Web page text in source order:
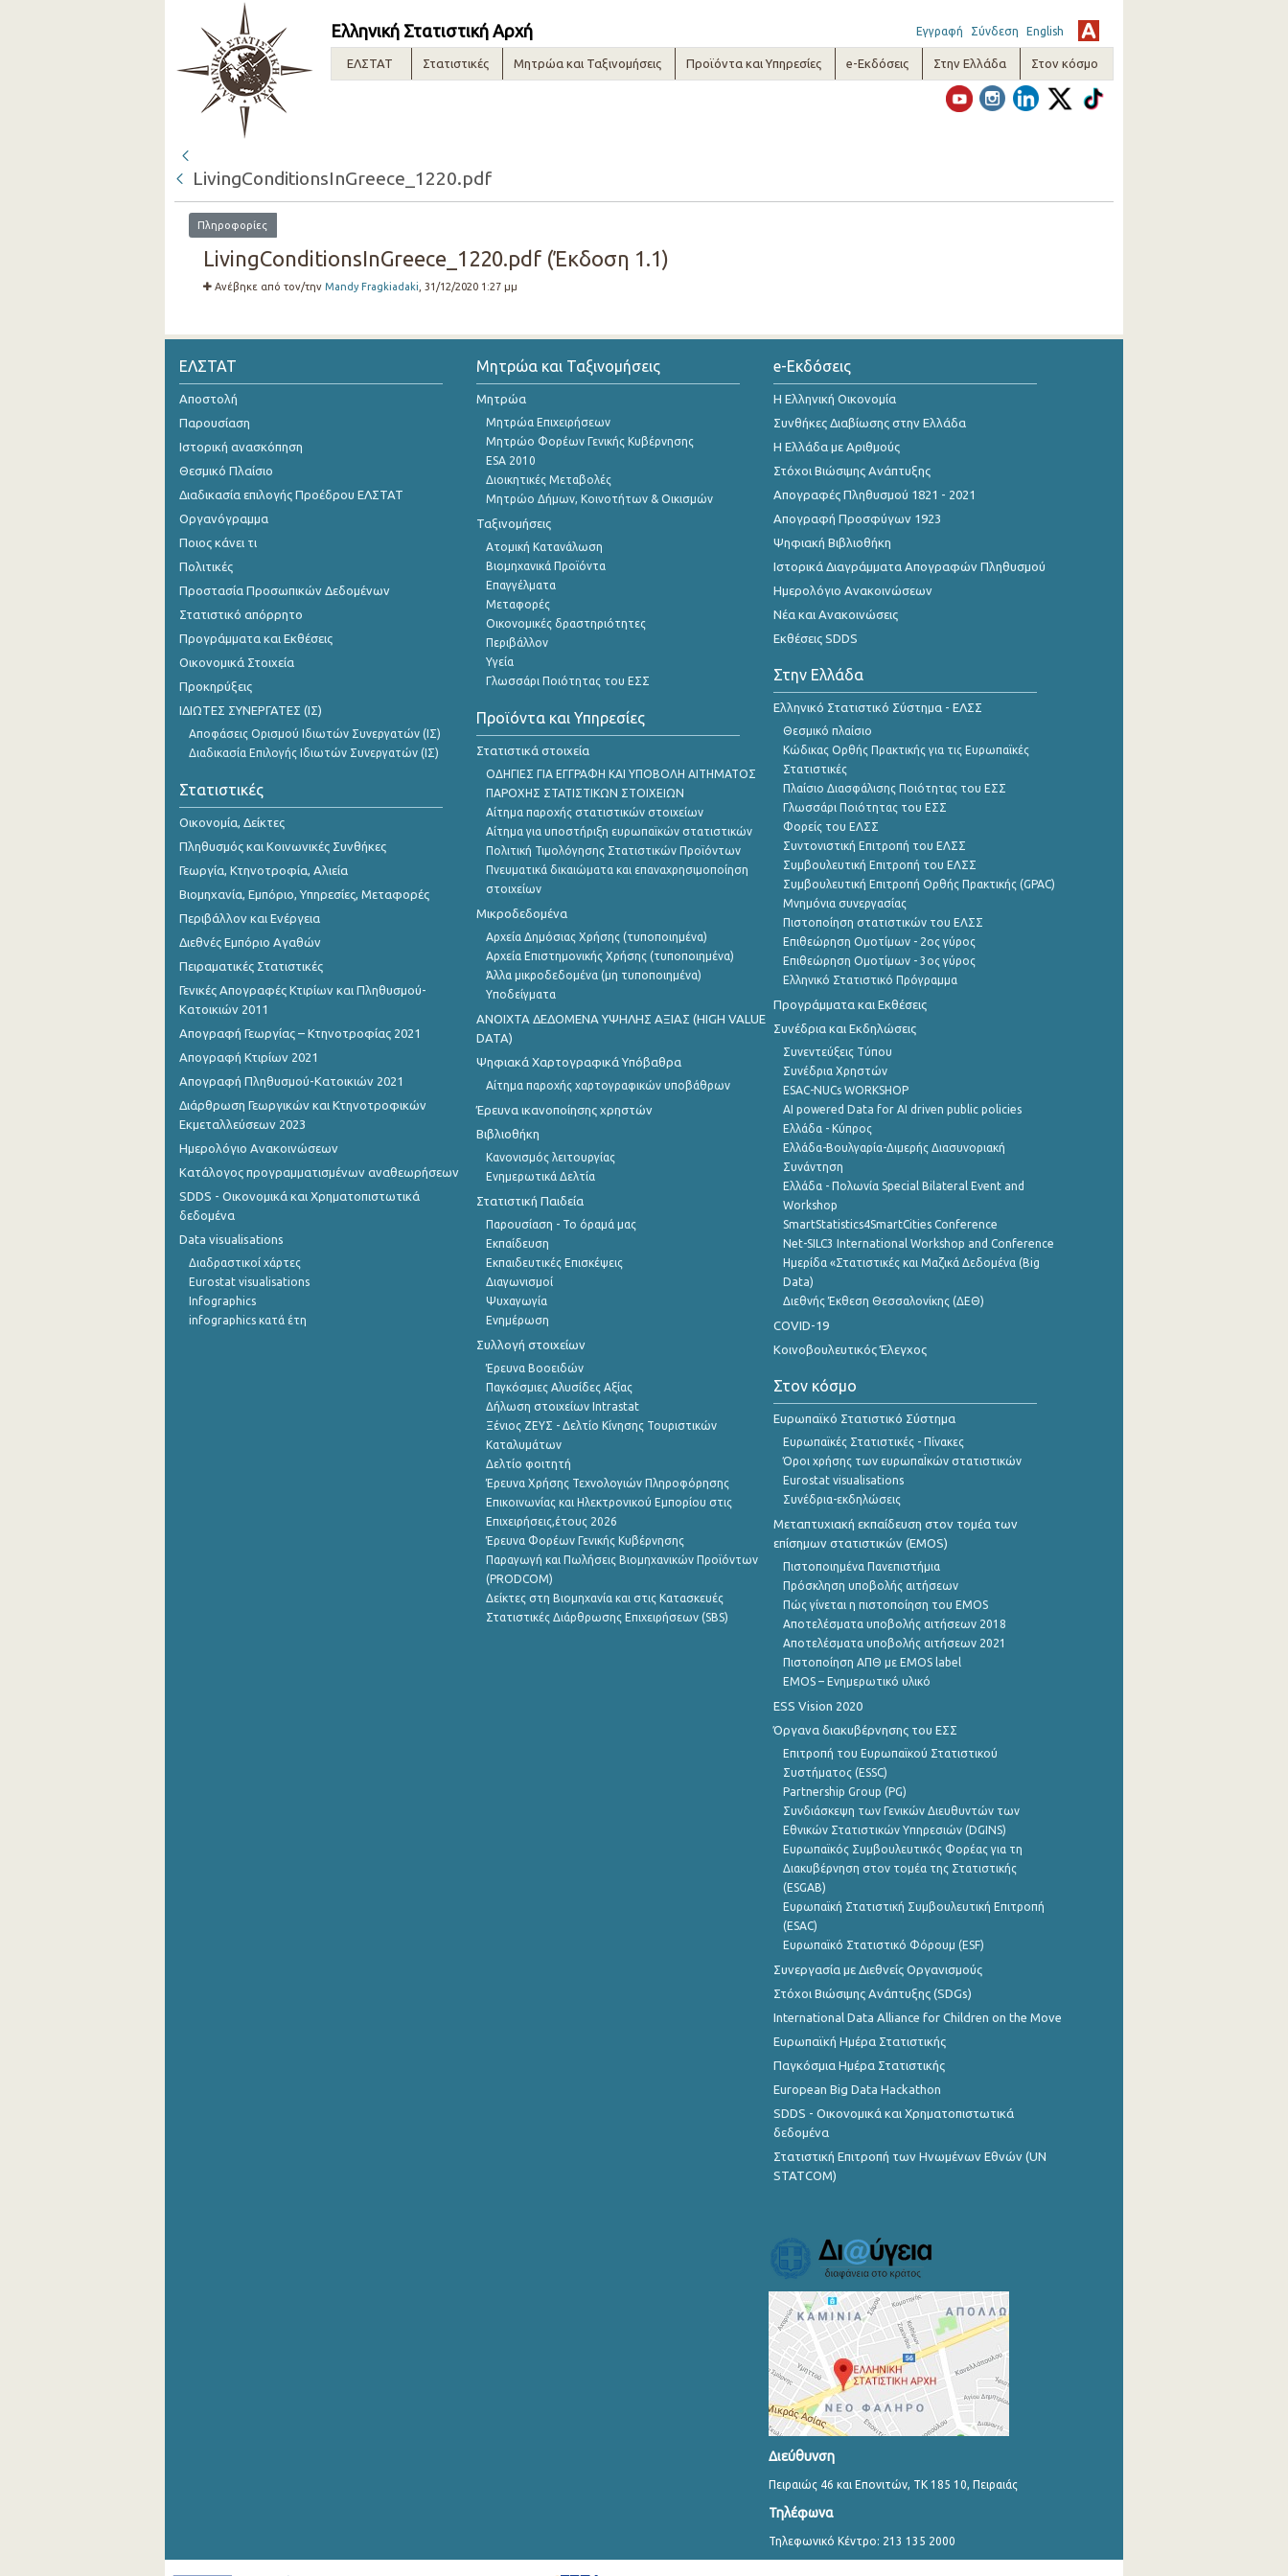
Ελληνική Στατιστική Αρχή Εγγραφή Σύνδεση English
ΕΛΣΤΑΤ Στατιστικές Μητρώα και Ταξινομήσεις Προϊόντα και Υπηρεσίες e-Εκδόσεις Στην Ελλάδα Στον κόσμο
LivingConditionsInGreece_1220.pdf
Πληροφορίες
LivingConditionsInGreece_1220.pdf (Έκδοση 1.1)
Ανέβηκε από τον/την Mandy Fragkiadaki , 31/12/2020 1:27 μμ
ΕΛΣΤΑΤ
Αποστολή
Παρουσίαση
Ιστορική ανασκόπηση
Θεσμικό Πλαίσιο
Διαδικασία επιλογής Προέδρου ΕΛΣΤΑΤ
Οργανόγραμμα
Ποιος κάνει τι
Πολιτικές
Προστασία Προσωπικών Δεδομένων
Στατιστικό απόρρητο
Προγράμματα και Εκθέσεις
Οικονομικά Στοιχεία
Προκηρύξεις
ΙΔΙΩΤΕΣ ΣΥΝΕΡΓΑΤΕΣ (ΙΣ)
Αποφάσεις Ορισμού Ιδιωτών Συνεργατών (ΙΣ)
Διαδικασία Επιλογής Ιδιωτών Συνεργατών (ΙΣ)
Στατιστικές
Οικονομία, Δείκτες
Πληθυσμός και Κοινωνικές Συνθήκες
Γεωργία, Κτηνοτροφία, Αλιεία
Βιομηχανία, Εμπόριο, Υπηρεσίες, Μεταφορές
Περιβάλλον και Ενέργεια
Διεθνές Εμπόριο Αγαθών
Πειραματικές Στατιστικές
Γενικές Απογραφές Κτιρίων και Πληθυσμού-
Κατοικιών 2011
Απογραφή Γεωργίας – Κτηνοτροφίας 2021
Απογραφή Κτιρίων 2021
Απογραφή Πληθυσμού-Κατοικιών 2021
Διάρθρωση Γεωργικών και Κτηνοτροφικών
Εκμεταλλεύσεων 2023
Ημερολόγιο Ανακοινώσεων
Κατάλογος προγραμματισμένων αναθεωρήσεων
SDDS - Οικονομικά και Χρηματοπιστωτικά
δεδομένα
Data visualisations
Διαδραστικοί χάρτες
Eurostat visualisations
Infographics
infographics κατά έτη
Μητρώα και Ταξινομήσεις
Μητρώα
Μητρώα Επιχειρήσεων
Μητρώο Φορέων Γενικής Κυβέρνησης
ESA 2010
Διοικητικές Μεταβολές
Μητρώο Δήμων, Κοινοτήτων & Οικισμών
Ταξινομήσεις
Ατομική Κατανάλωση
Βιομηχανικά Προϊόντα
Επαγγέλματα
Μεταφορές
Οικονομικές δραστηριότητες
Περιβάλλον
Υγεία
Γλωσσάρι Ποιότητας του ΕΣΣ
Προϊόντα και Υπηρεσίες
Στατιστικά στοιχεία
ΟΔΗΓΙΕΣ ΓΙΑ ΕΓΓΡΑΦΗ ΚΑΙ ΥΠΟΒΟΛΗ ΑΙΤΗΜΑΤΟΣ
ΠΑΡΟΧΗΣ ΣΤΑΤΙΣΤΙΚΩΝ ΣΤΟΙΧΕΙΩΝ
Αίτημα παροχής στατιστικών στοιχείων
Αίτημα για υποστήριξη ευρωπαϊκών στατιστικών
Πολιτική Τιμολόγησης Στατιστικών Προϊόντων
Πνευματικά δικαιώματα και επαναχρησιμοποίηση
στοιχείων
Μικροδεδομένα
Αρχεία Δημόσιας Χρήσης (τυποποιημένα)
Αρχεία Επιστημονικής Χρήσης (τυποποιημένα)
Άλλα μικροδεδομένα (μη τυποποιημένα)
Υποδείγματα
ANOIXTA ΔΕΔΟΜΕΝΑ ΥΨΗΛΗΣ ΑΞΙΑΣ (HIGH VALUE
DATA)
Ψηφιακά Χαρτογραφικά Υπόβαθρα
Αίτημα παροχής χαρτογραφικών υποβάθρων
Έρευνα ικανοποίησης χρηστών
Βιβλιοθήκη
Κανονισμός λειτουργίας
Ενημερωτικά Δελτία
Στατιστική Παιδεία
Παρουσίαση - Το όραμά μας
Εκπαίδευση
Εκπαιδευτικές Επισκέψεις
Διαγωνισμοί
Ψυχαγωγία
Ενημέρωση
Συλλογή στοιχείων
Έρευνα Βοοειδών
Παγκόσμιες Αλυσίδες Αξίας
Δήλωση στοιχείων Intrastat
Ξένιος ΖΕΥΣ - Δελτίο Κίνησης Τουριστικών
Καταλυμάτων
Δελτίο φοιτητή
Έρευνα Χρήσης Τεχνολογιών Πληροφόρησης
Επικοινωνίας και Ηλεκτρονικού Εμπορίου στις
Επιχειρήσεις,έτους 2026
Έρευνα Φορέων Γενικής Κυβέρνησης
Παραγωγή και Πωλήσεις Βιομηχανικών Προϊόντων
(PRODCOM)
Δείκτες στη Βιομηχανία και στις Κατασκευές
Στατιστικές Διάρθρωσης Επιχειρήσεων (SBS)
e-Εκδόσεις
Η Ελληνική Οικονομία
Συνθήκες Διαβίωσης στην Ελλάδα
Η Ελλάδα με Αριθμούς
Στόχοι Βιώσιμης Ανάπτυξης
Απογραφές Πληθυσμού 1821 - 2021
Απογραφή Προσφύγων 1923
Ψηφιακή Βιβλιοθήκη
Ιστορικά Διαγράμματα Απογραφών Πληθυσμού
Ημερολόγιο Ανακοινώσεων
Νέα και Ανακοινώσεις
Εκθέσεις SDDS
Στην Ελλάδα
Ελληνικό Στατιστικό Σύστημα - ΕΛΣΣ
Θεσμικό πλαίσιο
Κώδικας Ορθής Πρακτικής για τις Ευρωπαϊκές
Στατιστικές
Πλαίσιο Διασφάλισης Ποιότητας του ΕΣΣ
Γλωσσάρι Ποιότητας του ΕΣΣ
Φορείς του ΕΛΣΣ
Συντονιστική Επιτροπή του ΕΛΣΣ
Συμβουλευτική Επιτροπή του ΕΛΣΣ
Συμβουλευτική Επιτροπή Ορθής Πρακτικής (GPAC)
Μνημόνια συνεργασίας
Πιστοποίηση στατιστικών του ΕΛΣΣ
Επιθεώρηση Ομοτίμων - 2ος γύρος
Επιθεώρηση Ομοτίμων - 3ος γύρος
Ελληνικό Στατιστικό Πρόγραμμα
Προγράμματα και Εκθέσεις
Συνέδρια και Εκδηλώσεις
Συνεντεύξεις Τύπου
Συνέδρια Χρηστών
ESAC-NUCs WORKSHOP
AI powered Data for AI driven public policies
Ελλάδα - Κύπρος
Ελλάδα-Βουλγαρία-Διμερής Διασυνοριακή
Συνάντηση
Ελλάδα - Πολωνία Special Bilateral Event and
Workshop
SmartStatistics4SmartCities Conference
Net-SILC3 International Workshop and Conference
Ημερίδα «Στατιστικές και Μαζικά Δεδομένα (Big
Data)
Διεθνής Έκθεση Θεσσαλονίκης (ΔΕΘ)
COVID-19
Κοινοβουλευτικός Έλεγχος
Στον κόσμο
Ευρωπαϊκό Στατιστικό Σύστημα
Ευρωπαϊκές Στατιστικές - Πίνακες
Όροι χρήσης των ευρωπαΪκών στατιστικών
Eurostat visualisations
Συνέδρια-εκδηλώσεις
Μεταπτυχιακή εκπαίδευση στον τομέα των
επίσημων στατιστικών (EMOS)
Πιστοποιημένα Πανεπιστήμια
Πρόσκληση υποβολής αιτήσεων
Πώς γίνεται η πιστοποίηση του EMOS
Αποτελέσματα υποβολής αιτήσεων 2018
Αποτελέσματα υποβολής αιτήσεων 2021
Πιστοποίηση ΑΠΘ με EMOS label
EMOS – Ενημερωτικό υλικό
ESS Vision 2020
Όργανα διακυβέρνησης του ΕΣΣ
Επιτροπή του Ευρωπαϊκού Στατιστικού
Συστήματος (ESSC)
Partnership Group (PG)
Συνδιάσκεψη των Γενικών Διευθυντών των
Εθνικών Στατιστικών Υπηρεσιών (DGINS)
Ευρωπαϊκός Συμβουλευτικός Φορέας για τη
Διακυβέρνηση στον τομέα της Στατιστικής
(ESGAB)
Ευρωπαϊκή Στατιστική Συμβουλευτική Επιτροπή
(ESAC)
Ευρωπαϊκό Στατιστικό Φόρουμ (ESF)
Συνεργασία με Διεθνείς Οργανισμούς
Στόχοι Βιώσιμης Ανάπτυξης (SDGs)
International Data Alliance for Children on the Move
Ευρωπαϊκή Ημέρα Στατιστικής
Παγκόσμια Ημέρα Στατιστικής
European Big Data Hackathon
SDDS - Οικονομικά και Χρηματοπιστωτικά
δεδομένα
Στατιστική Επιτροπή των Ηνωμένων Εθνών (UN
STATCOM)
Διεύθυνση
Πειραιώς 46 και Επονιτών, ΤΚ 185 10, Πειραιάς
Τηλέφωνα
Τηλεφωνικό Κέντρο: 213 135 2000